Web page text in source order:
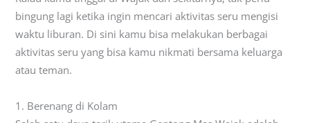
bingung lagi ketika ingin mencari aktivitas seru mengisi
waktu liburan. Di sini kamu bisa melakukan berbagai
aktivitas seru yang bisa kamu nikmati bersama keluarga
atau teman.
1. Berenang di Kolam